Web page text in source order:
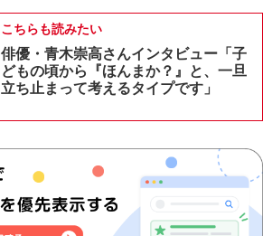
こちらも読みたい
俳優・青木崇高さんインタビュー「子
どもの頃から『ほんまか？』と、一旦
立ち止まって考えるタイプです」